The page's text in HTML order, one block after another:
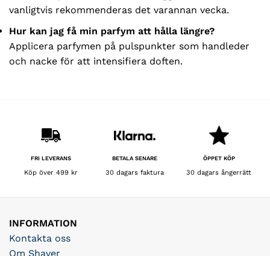
vanligtvis rekommenderas det varannan vecka.
Hur kan jag få min parfym att hålla längre?
Applicera parfymen på pulspunkter som handleder
och nacke för att intensifiera doften.
FRI LEVERANS
Köp över 499 kr
BETALA SENARE
30 dagars faktura
ÖPPET KÖP
30 dagars ångerrätt
INFORMATION
Kontakta oss
Om Shaver